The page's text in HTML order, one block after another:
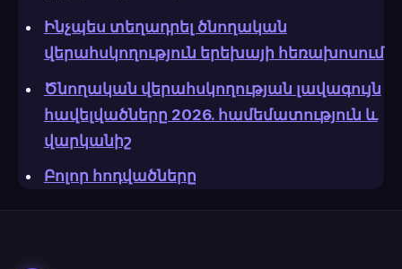
Ինչպես տեղադրել ծնողական
վերահսկողություն երեխայի հեռախոսում
Ծնողական վերահսկողության լավագույն
հավելվածները 2026. համեմատություն և
վարկանիշ
Բոլոր հոդվածները